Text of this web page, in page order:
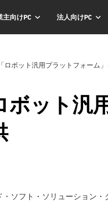
主向けPC 法人向けPC
ロボット汎用プラットフォーム
ボット汎
ソフト・ソリューション